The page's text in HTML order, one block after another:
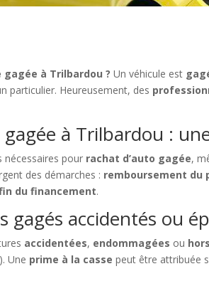
à Trilbardou ? Un véhicule est
particulier. Heureusement, des
à Trilbardou :
nécessaires pour rachat d’auto gagée,
des démarches : remboursement du
du financement.
gagés accidentés ou
accidentées, endommagées ou
Une prime à la casse peut être attribuée